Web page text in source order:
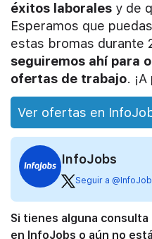
éxitos laborales y de
Esperamos que
estas bromas durante
seguiremos ahí para
ofertas de trabajo.
Ver ofertas en
InfoJobs
Seguir a
Si tienes alguna
en InfoJobs o aún no